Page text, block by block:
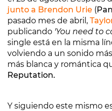
junto a Brendon Urie (
pasado mes de abril,
publicando 'You need to
single está en la misma
volviendo a un sonido
más blanca y romántica
Reputation.
Y siguiendo este mismo